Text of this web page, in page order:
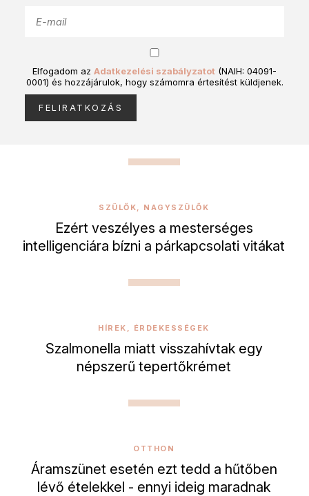
Elfogadom az Adatkezelési szabályzatot (NAIH: 04091-
0001) és hozzájárulok, hogy számomra értesítést küldjenek.
SZÜLŐK, NAGYSZÜLŐK
Ezért veszélyes a mesterséges
intelligenciára bízni a párkapcsolati vitákat
HÍREK, ÉRDEKESSÉGEK
Szalmonella miatt visszahívtak egy
népszerű tepertőkrémet
OTTHON
Áramszünet esetén ezt tedd a hűtőben
lévő ételekkel - ennyi ideig maradnak